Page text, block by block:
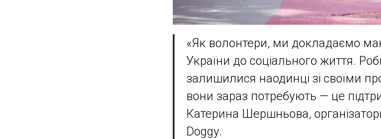
«Як волонтери, ми докладаємо
України до соціального життя.
залишилися наодинці зі своїми
вони зараз потребують — це
Катерина Шершньова,
Doggy.